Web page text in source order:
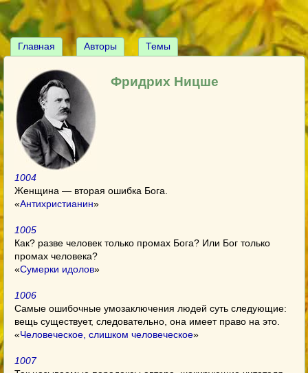
Главная Авторы Темы
Фридрих Ницше
1004
Женщина — вторая ошибка Бога.
«Антихристианин»
1005
Как? разве человек только промах Бога? Или Бог только
промах человека?
«Сумерки идолов»
1006
Самые ошибочные умозаключения людей суть следующие:
вещь существует, следовательно, она имеет право на это.
«Человеческое, слишком человеческое»
1007